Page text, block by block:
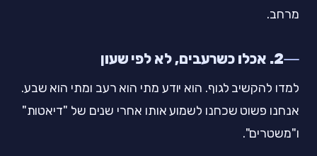
מרחב.
2. אכלו כשרעבים, לא לפי שעון
למדו להקשיב לגוף. הוא יודע מתי הוא רעב ומתי הוא שבע.
אנחנו פשוט שכחנו לשמוע אותו אחרי שנים של "דיאטות"
ו"משטרים".